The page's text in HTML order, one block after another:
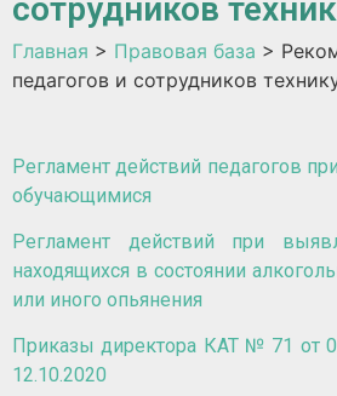
сотрудников
Главная > Правовая база >
педагогов и сотрудников
Регламент действий педагогов
обучающимися
Регламент действий при
находящихся в состоянии
или иного опьянения
Приказы директора КАТ № 71 от
12.10.2020